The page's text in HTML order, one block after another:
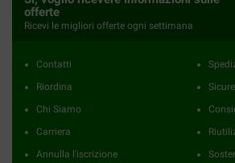
offerte
Ricevi le migliori offerte ogni settimana
Contatti
Riordina
Chi Siamo
Carriera
Annulla l'iscrizione